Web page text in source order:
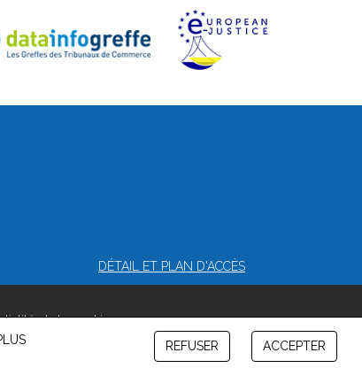
DÉTAIL ET PLAN D'ACCÈS
et de cookies
REFUSER ACCEPTER